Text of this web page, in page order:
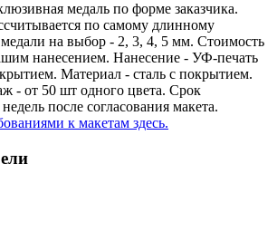
медаль по форме заказчика.
по самому длинному
на выбор - 2, 3, 4, 5 мм. Стоимость
нанесением. Нанесение - УФ-печать
Материал - сталь с покрытием.
- от 50 шт одного цвета. Срок
после согласования макета.
к макетам здесь.